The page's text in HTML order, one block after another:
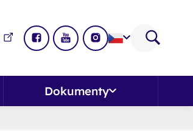
Dokumenty